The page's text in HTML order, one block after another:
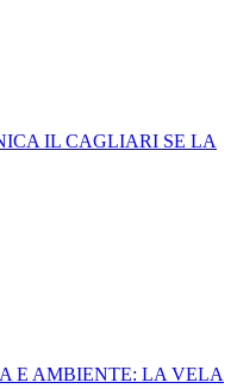
IL CAGLIARI SE LA
E AMBIENTE: LA VELA